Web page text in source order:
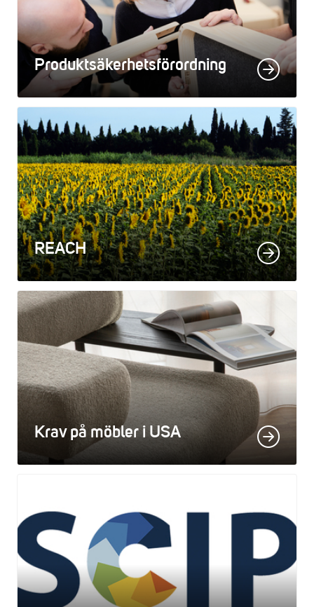
Produktsäkerhetsförordning
REACH
Krav på möbler i USA